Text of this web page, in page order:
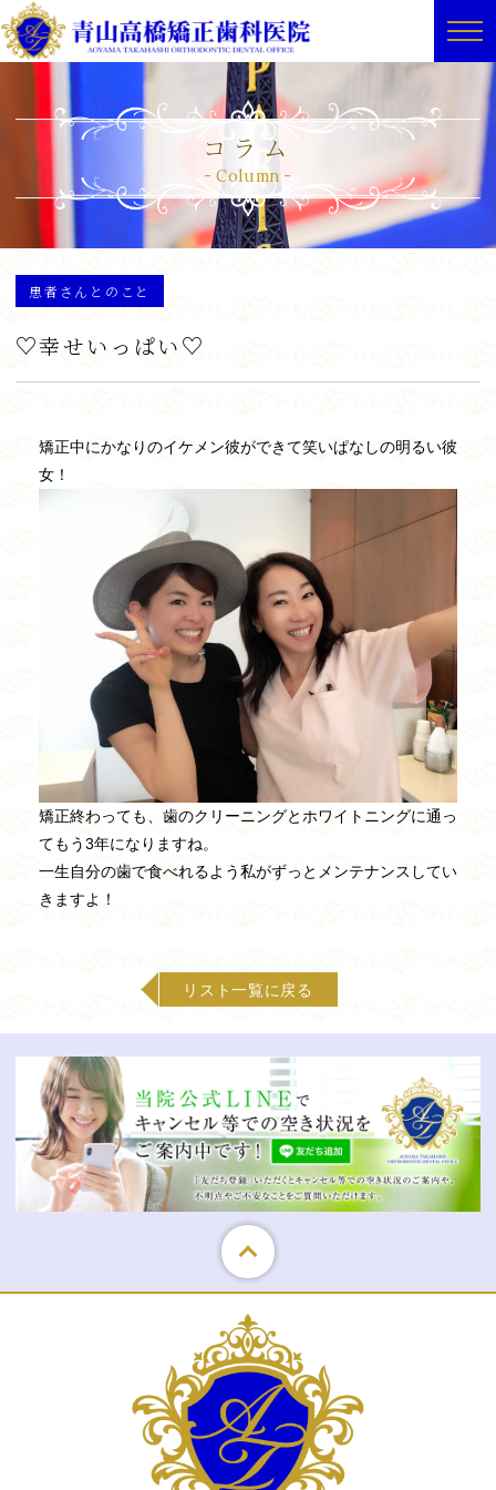
コラム
Column
患者さんとのこと
♡幸せいっぱい♡
矯正中にかなりのイケメン彼ができて笑いぱなしの明るい彼
女！
矯正終わっても、歯のクリーニングとホワイトニングに通っ
てもう3年になりますね。
一生自分の歯で食べれるよう私がずっとメンテナンスしてい
きますよ！
リスト一覧に戻る